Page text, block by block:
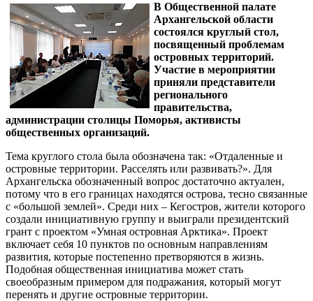
В Общественной палате
Архангельской области
состоялся круглый стол,
посвященный проблемам
островных территорий.
Участие в мероприятии
приняли представители
регионального
правительства,
администрации столицы Поморья, активисты
общественных организаций.
Тема круглого стола была обозначена так: «Отдаленные и
островные территории. Расселять или развивать?». Для
Архангельска обозначенный вопрос достаточно актуален,
потому что в его границах находятся острова, тесно связанные
с «большой землей». Среди них – Кегостров, жители которого
создали инициативную группу и выиграли президентский
грант с проектом «Умная островная Арктика». Проект
включает себя 10 пунктов по основным направлениям
развития, которые постепенно претворяются в жизнь.
Подобная общественная инициатива может стать
своеобразным примером для подражания, который могут
перенять и другие островные территории.